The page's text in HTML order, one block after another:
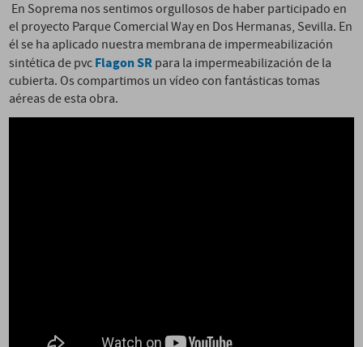
En Soprema nos sentimos orgullosos de haber participado en
el proyecto Parque Comercial Way en Dos Hermanas, Sevilla. En
él se ha aplicado nuestra membrana de impermeabilización
sintética de pvcFlagon SRpara la impermeabilización de la
cubierta. Os compartimos un vídeo con fantásticas tomas
aéreas de esta obra.